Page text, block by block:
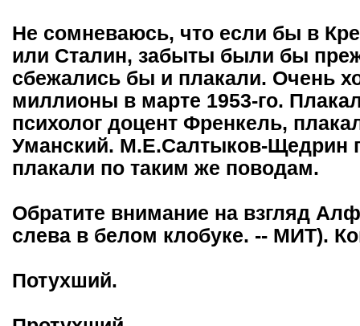
Не сомневаюсь, что если бы в
или Сталин, забыты были бы
сбежались бы и плакали. Очень
миллионы в марте 1953-го.
психолог доцент Френкель,
Уманский. М.Е.Салтыков-Щедрин
плакали по таким же поводам.
Обратите внимание на взгляд
слева в белом клобуке. -- МИТ).
Потухший.